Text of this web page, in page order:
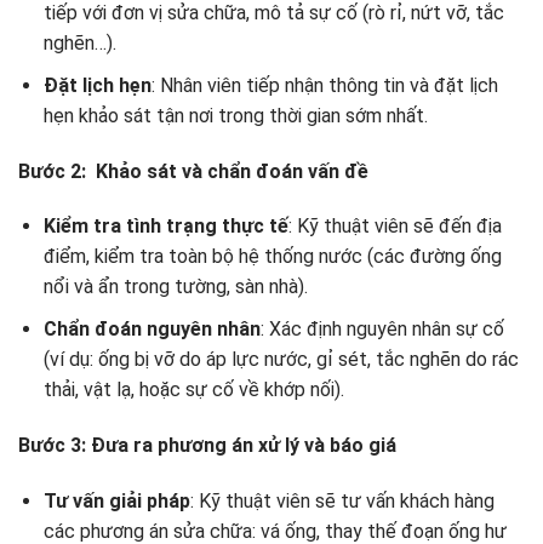
tiếp với đơn vị sửa chữa, mô tả sự cố (rò rỉ, nứt vỡ, tắc
nghẽn…).
Đặt lịch hẹn: Nhân viên tiếp nhận thông tin và đặt lịch
hẹn khảo sát tận nơi trong thời gian sớm nhất.
Bước 2: Khảo sát và chẩn đoán vấn đề
Kiểm tra tình trạng thực tế: Kỹ thuật viên sẽ đến địa
điểm, kiểm tra toàn bộ hệ thống nước (các đường ống
nổi và ẩn trong tường, sàn nhà).
Chẩn đoán nguyên nhân: Xác định nguyên nhân sự cố
(ví dụ: ống bị vỡ do áp lực nước, gỉ sét, tắc nghẽn do rác
thải, vật lạ, hoặc sự cố về khớp nối).
Bước 3: Đưa ra phương án xử lý và báo giá
Tư vấn giải pháp: Kỹ thuật viên sẽ tư vấn khách hàng
các phương án sửa chữa: vá ống, thay thế đoạn ống hư